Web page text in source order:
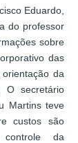
Eduardo,
do professor
sobre
das
da
O secretário
Martins teve
custos são
da